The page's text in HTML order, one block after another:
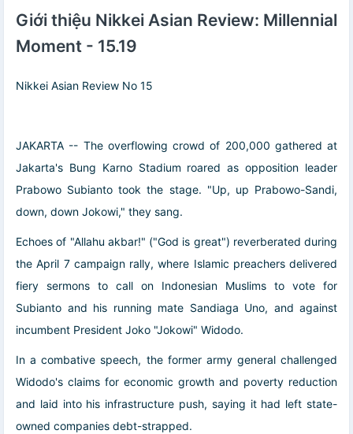
Giới thiệu Nikkei Asian Review: Millennial
Moment - 15.19
Nikkei Asian Review No 15
JAKARTA -- The overflowing crowd of 200,000 gathered at
Jakarta's Bung Karno Stadium roared as opposition leader
Prabowo Subianto took the stage. "Up, up Prabowo-Sandi,
down, down Jokowi," they sang.
Echoes of "Allahu akbar!" ("God is great") reverberated during
the April 7 campaign rally, where Islamic preachers delivered
fiery sermons to call on Indonesian Muslims to vote for
Subianto and his running mate Sandiaga Uno, and against
incumbent President Joko "Jokowi" Widodo.
In a combative speech, the former army general challenged
Widodo's claims for economic growth and poverty reduction
and laid into his infrastructure push, saying it had left state-
owned companies debt-strapped.